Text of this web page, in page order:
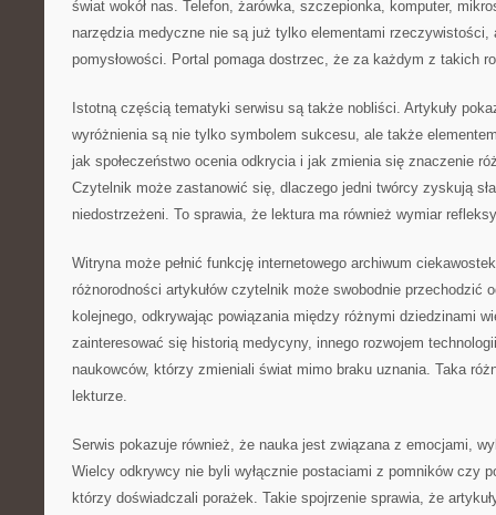
świat wokół nas. Telefon, żarówka, szczepionka, komputer,
narzędzia medyczne nie są już tylko elementami rzeczywistości,
pomysłowości. Portal pomaga dostrzec, że za każdym z takich
Istotną częścią tematyki serwisu są także nobliści. Artykuły
wyróżnienia są nie tylko symbolem sukcesu, ale także
jak społeczeństwo ocenia odkrycia i jak zmienia się znaczenie
Czytelnik może zastanowić się, dlaczego jedni twórcy zyskują
niedostrzeżeni. To sprawia, że lektura ma również wymiar
Witryna może pełnić funkcję internetowego archiwum
różnorodności artykułów czytelnik może swobodnie przechodzić
kolejnego, odkrywając powiązania między różnymi dziedzinami
zainteresować się historią medycyny, innego rozwojem
naukowców, którzy zmieniali świat mimo braku uznania. Taka
lekturze.
Serwis pokazuje również, że nauka jest związana z emocjami,
Wielcy odkrywcy nie byli wyłącznie postaciami z pomników czy
którzy doświadczali porażek. Takie spojrzenie sprawia, że